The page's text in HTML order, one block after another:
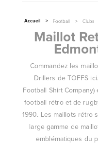
Accueil > Football > Clubs
Maillot
Commandez les
Drillers de TOFFS
Football Shirt
football rétro et de
1990. Les maillots rétro
large gamme de
emblématiques du